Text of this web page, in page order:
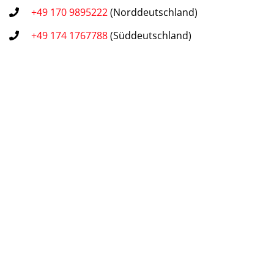
+49 170 9895222(Norddeutschland)
+49 174 1767788(Süddeutschland)